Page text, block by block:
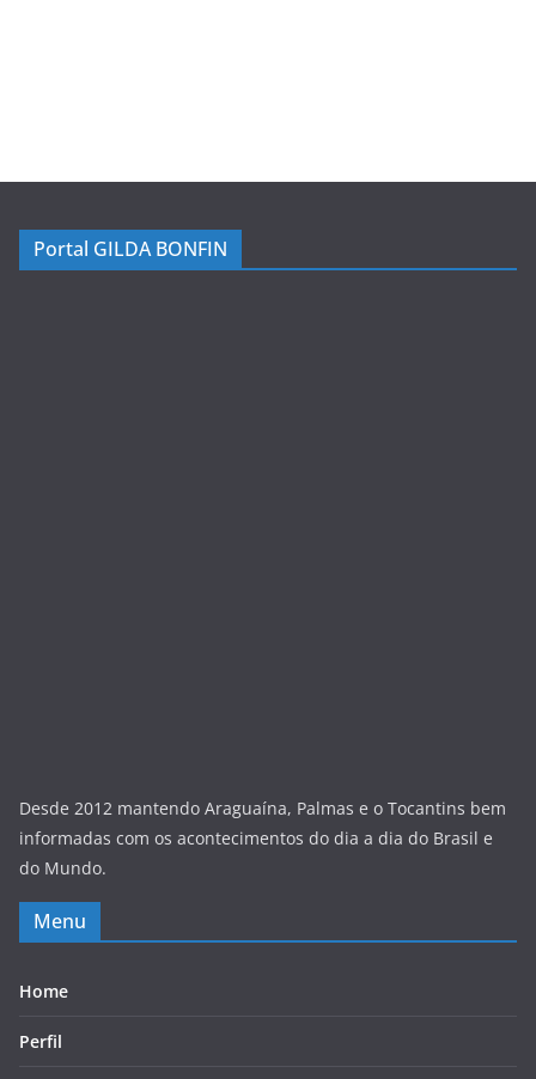
Portal GILDA BONFIN
Desde 2012 mantendo Araguaína, Palmas e o Tocantins bem
informadas com os acontecimentos do dia a dia do Brasil e
do Mundo.
Menu
Home
Perfil